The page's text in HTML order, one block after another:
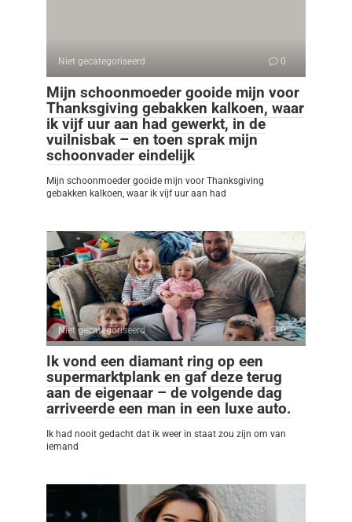
Niet gecategoriseerd 0
Mijn schoonmoeder gooide mijn voor
Thanksgiving gebakken kalkoen, waar
ik vijf uur aan had gewerkt, in de
vuilnisbak – en toen sprak mijn
schoonvader eindelijk
Mijn schoonmoeder gooide mijn voor Thanksgiving
gebakken kalkoen, waar ik vijf uur aan had
Niet gecategoriseerd 0
Ik vond een diamant ring op een
supermarktplank en gaf deze terug
aan de eigenaar – de volgende dag
arriveerde een man in een luxe auto.
Ik had nooit gedacht dat ik weer in staat zou zijn om van
iemand